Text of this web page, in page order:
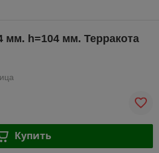
мм. h=104 мм. Терракота
Купить